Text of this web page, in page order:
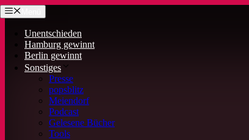
Zum
Inhalt
springenUnentschieden
Hamburg gewinnt
Berlin gewinnt
Sonstiges
Presse
popsblitz
Meiendorf
Podcast
Gelesene Bücher
Tools